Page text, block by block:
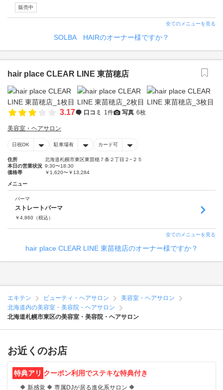
販売中
全てのメニューを見る
SOLBA HAIRのオーナー様ですか？
hair place CLEAR LINE 東苗穂店
3.17 口コミ 1件 写真 6枚
美容室・ヘアサロン
日祝OK 駐車場有 カード可
住所
北海道札幌市東区東苗穂７条２丁目２−２５
本日の営業状況 9:30〜18:30
価格帯
￥1,620〜￥13,284
メニュー
パーマ
ストレートパーマ
￥4,860 （税込）
全てのメニューを見る
hair place CLEAR LINE 東苗穂店のオーナー様ですか？
エキテン ビューティ・ヘアサロン
美容室・ヘアサロン
北海道内の美容室・美容院・ヘアサロン
北海道札幌市東区の美容室・美容院・ヘアサロン
お近くのお店
特典アリ クーポン利用でステキな特典付き
🔶 新感覚 🔶 専属DJが居る進化系サロン 🔶